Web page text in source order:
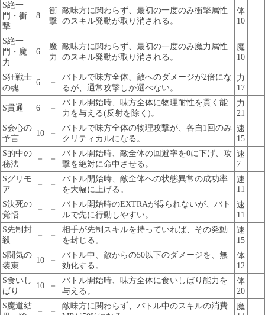
S絶一
門・衝
撃
8
衝
撃
敵味方に関わらず、最初の一度のみ衝撃属性
のスキル発動が取り消される。
体
10
S絶一
門・魔
力
6
魔
力
敵味方に関わらず、最初の一度のみ魔力属性
のスキル発動が取り消される。
魔
10
S狂戦士
の魂
6 －
バトルで味方全体、敵へのダメージが2倍にな
るが、通常攻撃しか選べない。
力
17
S貫通 6 －
バトル開始時、味方全体に物理耐性を貫く能
力を与える(反射を除く)。
力
21
S会心の
予言
10 －
バトルで味方全体の物理攻撃が、各自1回のみ
クリティカルになる。
速
15
S的中の
秘法
－ －
バトル開始時、敵全体の回避率を0に下げ、攻
撃を絶対に命中させる。
速
7
Sグリモ
ア
－ －
バトル開始時、敵全体への状態異常の成功率
を大幅に上げる。
速
11
S決死の
覚悟
－ －
バトル開始時のEXTRAが得られないが、バト
ルで先に行動しやすい。
速
11
S先制封
殺
－ －
相手が先制スキルを持っていれば、その発動
を封じる。
速
15
S闘気の
装束
10 －
バトル中、敵からの50以下のダメージを、無
効化する。
体
12
S食いし
ばり
10 －
バトル開始時、味方全体に食いしばり能力を
与える。
体
20
S魔道結
－ －
敵味方に関わらず、バトル中のスキルの消費
魔